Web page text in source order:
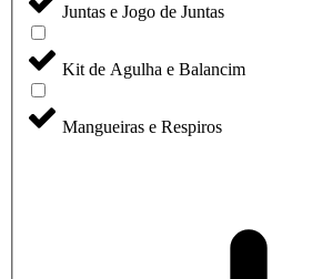
Juntas e Jogo de Juntas
Kit de Agulha e Balancim
Mangueiras e Respiros